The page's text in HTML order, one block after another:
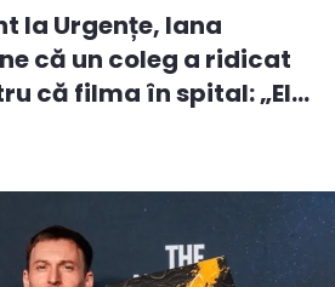
la Urgențe, Iana
că un coleg a ridicat
că filma în spital: „El